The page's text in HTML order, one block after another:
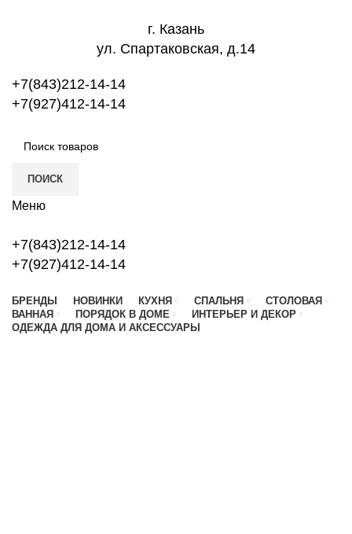
г. Казань
ул. Спартаковская, д.14
+7(843)212-14-14
+7(927)412-14-14
ПОИСК
Меню
+7(843)212-14-14
+7(927)412-14-14
БРЕНДЫ НОВИНКИ КУХНЯ СПАЛЬНЯ
СТОЛОВАЯ
ВАННАЯ
ПОРЯДОК В ДОМЕ
ИНТЕРЬЕР И ДЕКОР
ОДЕЖДА ДЛЯ ДОМА И АКСЕССУАРЫ